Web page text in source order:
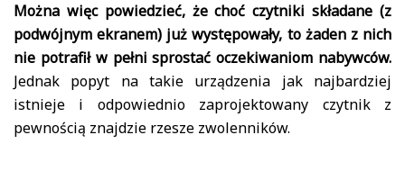
Można więc powiedzieć, że choć czytniki składane (z
podwójnym ekranem) już występowały, to żaden z nich
nie potrafił w pełni sprostać oczekiwaniom nabywców.
Jednak popyt na takie urządzenia jak najbardziej
istnieje i odpowiednio zaprojektowany czytnik z
pewnością znajdzie rzesze zwolenników.